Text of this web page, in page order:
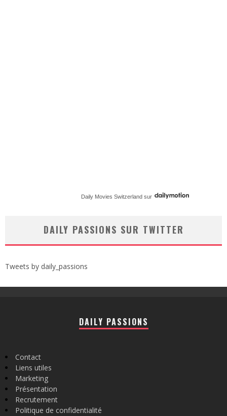
Daily Movies Switzerland sur
DAILY PASSIONS SUR TWITTER
Tweets by daily_passions
DAILY PASSIONS
Contact
Liens utiles
Marketing
Présentation
Recrutement
Politique de confidentialité